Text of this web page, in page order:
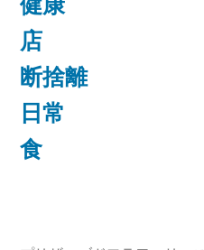
店
断捨離
日常
食